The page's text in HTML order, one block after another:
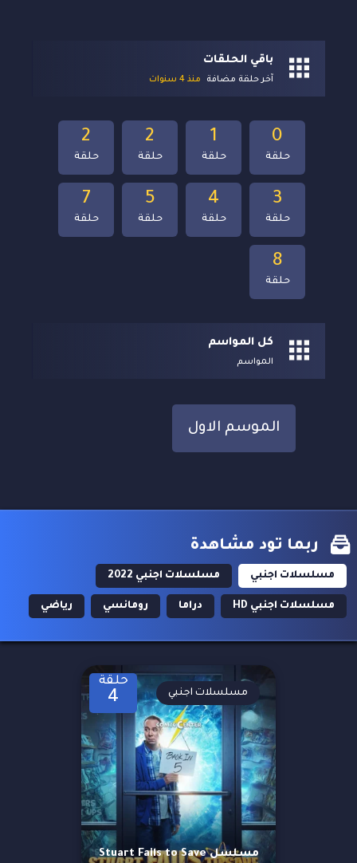
باقي الحلقات
آخر حلقة مضافة منذ 4 سنوات
8
حلقة
7
حلقة
5
حلقة
4
حلقة
3
حلقة
2
حلقة
2
حلقة
1
حلقة
0
حلقة
كل المواسم
المواسم
الموسم الاول
ربما تود مشاهدة
مسلسلات اجنبي مسلسلات اجنبي 2022
مسلسلات اجنبي HD دراما رومانسي رياضي
حلقة
4
مسلسل Stuart Fails to Save
مسلسلات اجنبي